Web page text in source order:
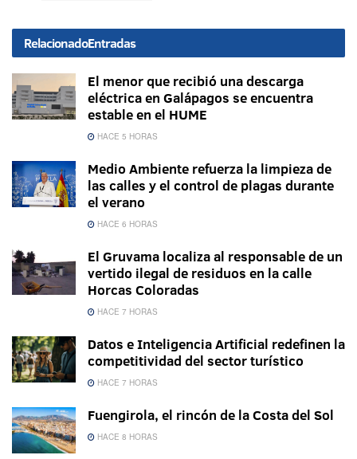
RelacionadoEntradas
El menor que recibió una descarga
eléctrica en Galápagos se encuentra
estable en el HUME
HACE 5 HORAS
Medio Ambiente refuerza la limpieza de
las calles y el control de plagas durante
el verano
HACE 6 HORAS
El Gruvama localiza al responsable de un
vertido ilegal de residuos en la calle
Horcas Coloradas
HACE 7 HORAS
Datos e Inteligencia Artificial redefinen la
competitividad del sector turístico
HACE 7 HORAS
Fuengirola, el rincón de la Costa del Sol
HACE 8 HORAS